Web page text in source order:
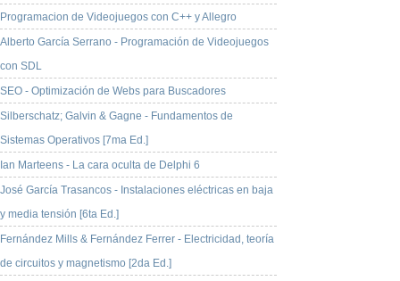
Programacion de Videojuegos con C++ y Allegro
Alberto García Serrano - Programación de Videojuegos
con SDL
SEO - Optimización de Webs para Buscadores
Silberschatz; Galvin & Gagne - Fundamentos de
Sistemas Operativos [7ma Ed.]
Ian Marteens - La cara oculta de Delphi 6
José García Trasancos - Instalaciones eléctricas en baja
y media tensión [6ta Ed.]
Fernández Mills & Fernández Ferrer - Electricidad, teoría
de circuitos y magnetismo [2da Ed.]